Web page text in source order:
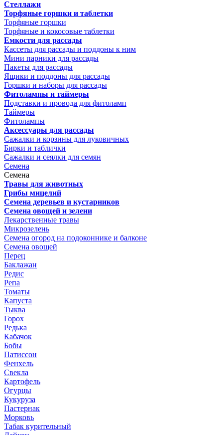
Стеллажи
Торфяные горшки и таблетки
Торфяные горшки
Торфяные и кокосовые таблетки
Емкости для рассады
Кассеты для рассады и поддоны к ним
Мини парники для рассады
Пакеты для рассады
Ящики и поддоны для рассады
Горшки и наборы для рассады
Фитолампы и таймеры
Подставки и провода для фитоламп
Таймеры
Фитолампы
Аксессуары для рассады
Сажалки и корзины для луковичных
Бирки и таблички
Сажалки и сеялки для семян
Семена
Семена
Травы для животных
Грибы мицелий
Семена деревьев и кустарников
Семена овощей и зелени
Лекарственные травы
Микрозелень
Семена огород на подоконнике и балконе
Семена овощей
Перец
Баклажан
Редис
Репа
Томаты
Капуста
Тыква
Горох
Редька
Кабачок
Бобы
Патиссон
Фенхель
Свекла
Картофель
Огурцы
Кукуруза
Пастернак
Морковь
Табак курительный